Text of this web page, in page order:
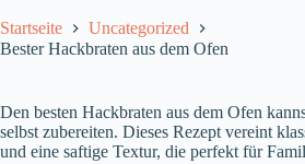
Startseite
Uncategorized
Bester Hackbraten aus dem Ofen
Den besten Hackbraten aus dem Ofen
selbst zubereiten. Dieses Rezept vereint
und eine saftige Textur, die perfekt für